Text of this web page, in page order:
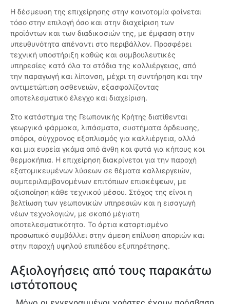
Η δέσμευση της επιχείρησης στην καινοτομία φαίνεται
τόσο στην επιλογή όσο και στην διαχείριση των
προϊόντων και των διαδικασιών της, με έμφαση στην
υπευθυνότητα απέναντι στο περιβάλλον. Προσφέρει
τεχνική υποστήριξη καθώς και συμβουλευτικές
υπηρεσίες κατά όλα τα στάδια της καλλιέργειας, από
την παραγωγή και λίπανση, μέχρι τη συντήρηση και την
αντιμετώπιση ασθενειών, εξασφαλίζοντας
αποτελεσματικό έλεγχο και διαχείριση.
Στο κατάστημα της Γεωπονικής Κρήτης διατίθενται
γεωργικά φάρμακα, λιπάσματα, συστήματα άρδευσης,
σπόροι, σύγχρονος εξοπλισμός για καλλιέργεια, αλλά
και μια ευρεία γκάμα από άνθη και φυτά για κήπους και
θερμοκήπια. Η επιχείρηση διακρίνεται για την παροχή
εξατομικευμένων λύσεων σε θέματα καλλιεργειών,
συμπεριλαμβανομένων επιτόπιων επισκέψεων, με
αξιοποίηση κάθε τεχνικού μέσου. Στόχος της είναι η
βελτίωση των γεωπονικών υπηρεσιών και η εισαγωγή
νέων τεχνολογιών, με σκοπό μέγιστη
αποτελεσματικότητα. Το άρτια καταρτισμένο
προσωπικό συμβάλλει στην άμεση επίλυση αποριών και
στην παροχή υψηλού επιπέδου εξυπηρέτησης.
Αξιολογήσεις από τους παρακάτω
ιστότοπους